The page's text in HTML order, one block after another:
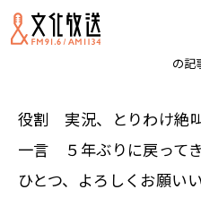
の記
役割 実況、とりわけ絶
一言 ５年ぶりに戻って
ひとつ、よろしくお願い